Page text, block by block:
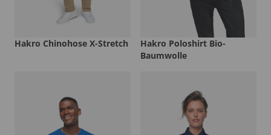
Hakro Chinohose X-Stretch
Hakro Poloshirt Bio-
Baumwolle